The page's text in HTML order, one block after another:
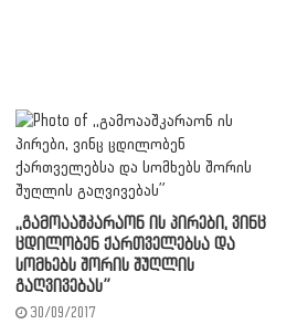
,,გამოააშკარაონ ის პირები, ვინც
ცდილობენ ქართველებსა და
სომხებს შორის შუღლის
გაღვივებას”
30/09/2017